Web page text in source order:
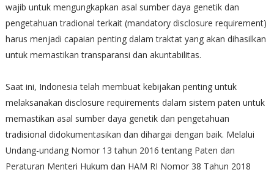
wajib untuk mengungkapkan asal sumber daya genetik dan
pengetahuan tradional terkait (mandatory disclosure requirement)
harus menjadi capaian penting dalam traktat yang akan dihasilkan
untuk memastikan transparansi dan akuntabilitas.
Saat ini, Indonesia telah membuat kebijakan penting untuk
melaksanakan disclosure requirements dalam sistem paten untuk
memastikan asal sumber daya genetik dan pengetahuan
tradisional didokumentasikan dan dihargai dengan baik. Melalui
Undang-undang Nomor 13 tahun 2016 tentang Paten dan
Peraturan Menteri Hukum dan HAM RI Nomor 38 Tahun 2018